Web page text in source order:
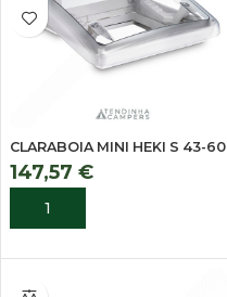
CLARABOIA MINI HEKI S 43-60
147,57 €
ADICIONAR